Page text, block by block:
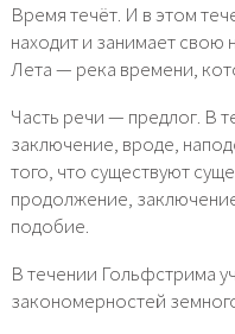
Время течёт. И в этом
находит и занимает
Лета — река времени,
Часть речи — предлог. В
заключение, вроде,
того, что существуют
продолжение,
подобие.
В течении Гольфстрима
закономерностей